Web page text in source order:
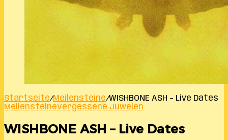
Startseite/Meilensteine/WISHBONE ASH – Live Dates
MeilensteineVergessene Juwelen
WISHBONE ASH – Live Dates